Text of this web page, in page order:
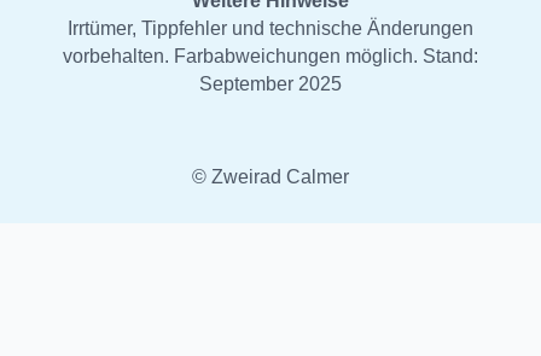
Irrtümer, Tippfehler und technische Änderungen
vorbehalten. Farbabweichungen möglich. Stand:
September 2025
© Zweirad Calmer